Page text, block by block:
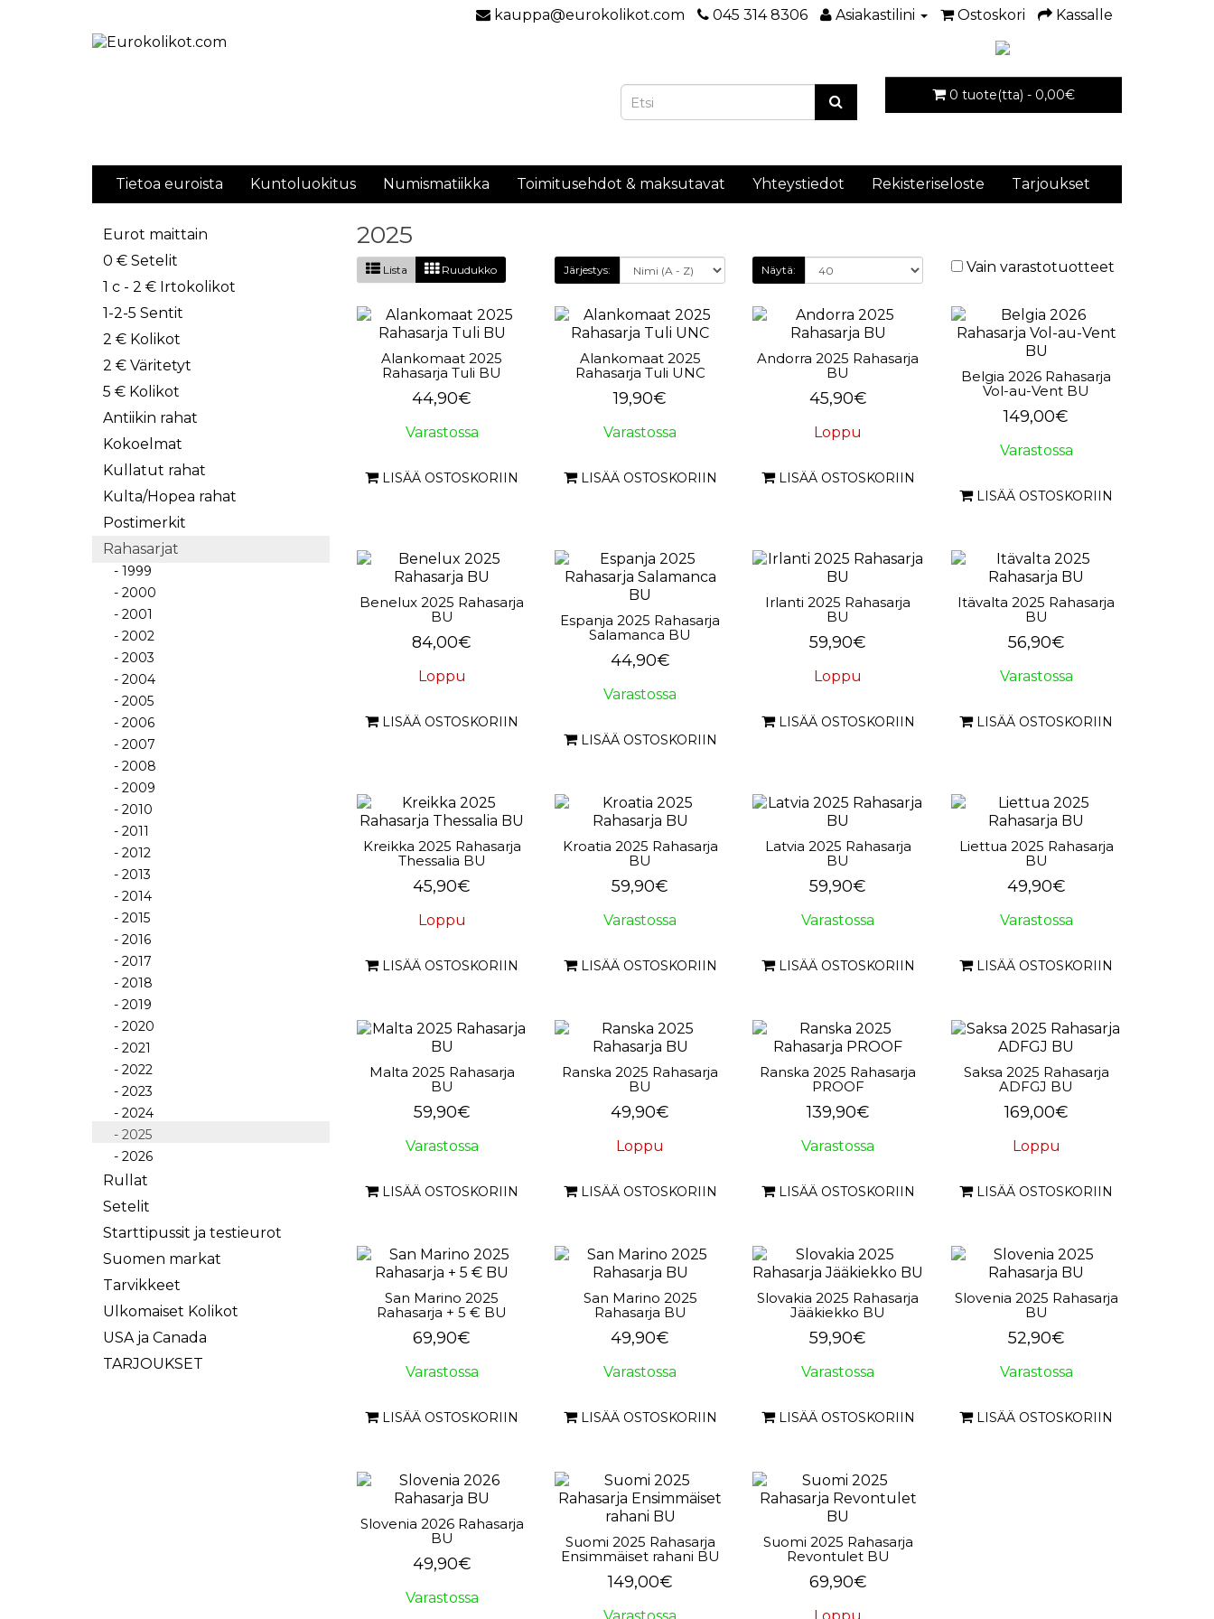
kauppa@eurokolikot.com 045 314 8306 Asiakastilini Ostoskori Kassalle
0 tuote(tta) - 0,00€
Tietoa euroista Kuntoluokitus Numismatiikka Toimitusehdot & maksutavat Yhteystiedot Rekisteriseloste Tarjoukset
Eurot maittain
0 € Setelit
1 c - 2 € Irtokolikot
1-2-5 Sentit
2 € Kolikot
2 € Väritetyt
5 € Kolikot
Antiikin rahat
Kokoelmat
Kullatut rahat
Kulta/Hopea rahat
Postimerkit
Rahasarjat
- 1999
- 2000
- 2001
- 2002
- 2003
- 2004
- 2005
- 2006
- 2007
- 2008
- 2009
- 2010
- 2011
- 2012
- 2013
- 2014
- 2015
- 2016
- 2017
- 2018
- 2019
- 2020
- 2021
- 2022
- 2023
- 2024
- 2025
- 2026
Rullat
Setelit
Starttipussit ja testieurot
Suomen markat
Tarvikkeet
Ulkomaiset Kolikot
USA ja Canada
TARJOUKSET
2025
Lista Ruudukko Järjestys: Näytä: Vain varastotuotteet
Alankomaat 2025
Rahasarja Tuli BU
44,90€
Varastossa
LISÄÄ OSTOSKORIIN
Alankomaat 2025
Rahasarja Tuli UNC
19,90€
Varastossa
LISÄÄ OSTOSKORIIN
Andorra 2025 Rahasarja
BU
45,90€
Loppu
LISÄÄ OSTOSKORIIN
Belgia 2026 Rahasarja
Vol-au-Vent BU
149,00€
Varastossa
LISÄÄ OSTOSKORIIN
Benelux 2025 Rahasarja
BU
84,00€
Loppu
LISÄÄ OSTOSKORIIN
Espanja 2025 Rahasarja
Salamanca BU
44,90€
Varastossa
LISÄÄ OSTOSKORIIN
Irlanti 2025 Rahasarja
BU
59,90€
Loppu
LISÄÄ OSTOSKORIIN
Itävalta 2025 Rahasarja
BU
56,90€
Varastossa
LISÄÄ OSTOSKORIIN
Kreikka 2025 Rahasarja
Thessalia BU
45,90€
Loppu
LISÄÄ OSTOSKORIIN
Kroatia 2025 Rahasarja
BU
59,90€
Varastossa
LISÄÄ OSTOSKORIIN
Latvia 2025 Rahasarja
BU
59,90€
Varastossa
LISÄÄ OSTOSKORIIN
Liettua 2025 Rahasarja
BU
49,90€
Varastossa
LISÄÄ OSTOSKORIIN
Malta 2025 Rahasarja
BU
59,90€
Varastossa
LISÄÄ OSTOSKORIIN
Ranska 2025 Rahasarja
BU
49,90€
Loppu
LISÄÄ OSTOSKORIIN
Ranska 2025 Rahasarja
PROOF
139,90€
Varastossa
LISÄÄ OSTOSKORIIN
Saksa 2025 Rahasarja
ADFGJ BU
169,00€
Loppu
LISÄÄ OSTOSKORIIN
San Marino 2025
Rahasarja + 5 € BU
69,90€
Varastossa
LISÄÄ OSTOSKORIIN
San Marino 2025
Rahasarja BU
49,90€
Varastossa
LISÄÄ OSTOSKORIIN
Slovakia 2025 Rahasarja
Jääkiekko BU
59,90€
Varastossa
LISÄÄ OSTOSKORIIN
Slovenia 2025 Rahasarja
BU
52,90€
Varastossa
LISÄÄ OSTOSKORIIN
Slovenia 2026 Rahasarja
BU
49,90€
Varastossa
Suomi 2025 Rahasarja
Ensimmäiset rahani BU
149,00€
Suomi 2025 Rahasarja
Revontulet BU
69,90€